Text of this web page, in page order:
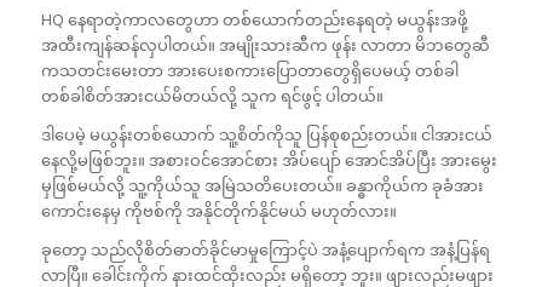
HQ နေရာတဲ့ကာလတွေဟာ တစ်ယောက်တည်းနေရတဲ့ မယွန်းအဖို့
အထီးကျန်ဆန်လှပါတယ်။ အမျိုးသားဆီက ဖုန်း လာတာ မိဘတွေဆီ
ကသတင်းမေးတာ အားပေးစကားပြောတာတွေရှိပေမယ့် တစ်ခါ
တစ်ခါစိတ်အားငယ်မိတယ်လို့ သူက ရင်ဖွင့် ပါတယ်။
ဒါပေမဲ့ မယွန်းတစ်ယောက် သူ့စိတ်ကိုသူ ပြန်စုစည်းတယ်။ ငါအားငယ်
နေလို့မဖြစ်ဘူး။ အစားဝင်အောင်စား အိပ်ပျော် အောင်အိပ်ပြီး အားမွေး
မှဖြစ်မယ်လို့ သူ့ကိုယ်သူ အမြဲသတိပေးတယ်။ ခန္ဓာကိုယ်က ခုခံအား
ကောင်းနေမှ ကိုဗစ်ကို အနိုင်တိုက်နိုင်မယ် မဟုတ်လား။
ခုတော့ သည်လိုစိတ်ဓာတ်ခိုင်မာမှုကြောင့်ပဲ အနံ့ပျောက်ရက အနံ့ပြန်ရ
လာပြီ။ ခေါင်းကိုက် နားထင်ထိုးလည်း မရှိတော့ ဘူး။ ဖျားလည်းမဖျား